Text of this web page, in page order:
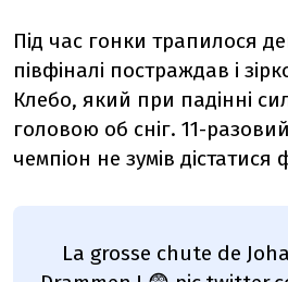
Під час гонки трапилося
півфіналі постраждав і
Клебо, який при падінні
головою об сніг. 11-
чемпіон не зумів дістатися
La grosse chute de